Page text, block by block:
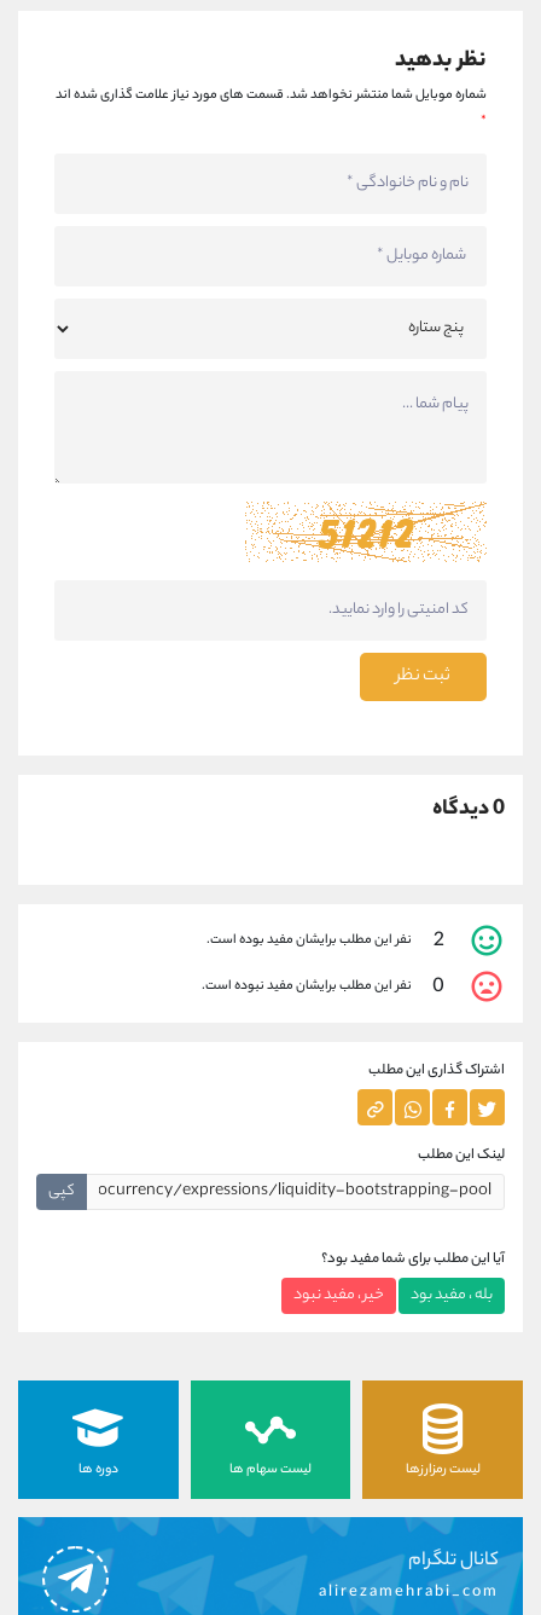
نظر بدهید
شماره موبایل شما منتشر نخواهد شد.قسمت های مورد نیاز علامت گذاری شده اند
*
ثبت نظر
0 دیدگاه
2 نفر این مطلب برایشان مفید بوده است.
0 نفر این مطلب برایشان مفید نبوده است.
اشتراک گذاری این مطلب
لینک این مطلب
کپی
آیا این مطلب برای شما مفید بود؟
بله ، مفید بود خیر ، مفید نبود
لیست رمزارزها لیست سهام ها دوره ها
کانال تلگرام
alirezamehrabi_com